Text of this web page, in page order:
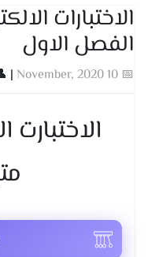
الاختبارات
الفصل الاول
📅 10 November, 2020
|
الاختبارت